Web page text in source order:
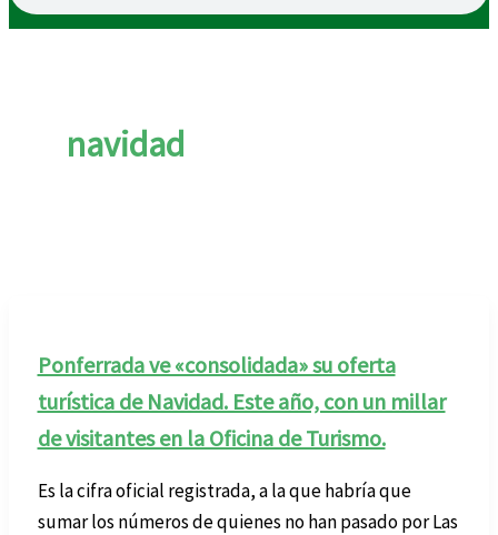
navidad
Ponferrada ve «consolidada» su oferta
turística de Navidad. Este año, con un millar
de visitantes en la Oficina de Turismo.
Es la cifra oficial registrada, a la que habría que
sumar los números de quienes no han pasado por Las